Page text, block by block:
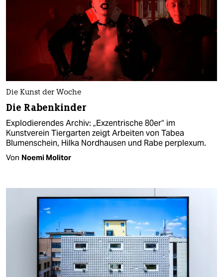
Die Kunst der Woche
Die Rabenkinder
Explodierendes Archiv: „Exzentrische 80er“ im
Kunstverein Tiergarten zeigt Arbeiten von Tabea
Blumenschein, Hilka Nordhausen und Rabe perplexum.
Von Noemi Molitor